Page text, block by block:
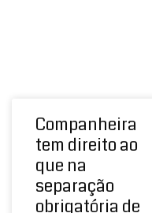
Companheira
tem direito ao
que na
separação
obrigatória de